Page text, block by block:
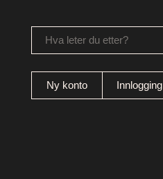
Hva leter du etter?
Ny konto Innlogging